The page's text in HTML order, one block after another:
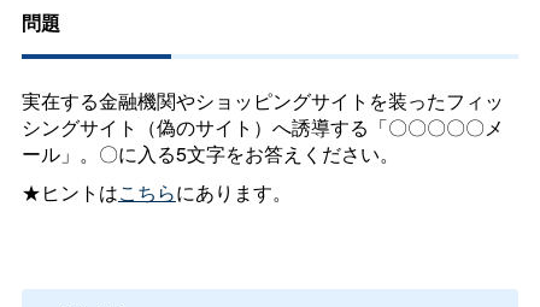
問題
実在する金融機関やショッピングサイトを装ったフィッ
シングサイト（偽のサイト）へ誘導する「〇〇〇〇〇メ
ール」。〇に入る5文字をお答えください。
★ヒントはこちらにあります。